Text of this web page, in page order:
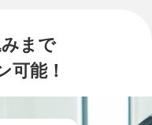
まで
可能！